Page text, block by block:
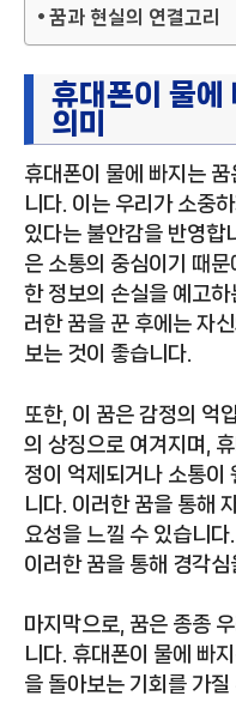
꿈과 현실의 연결고리
휴대폰이 물에
의미
휴대폰이 물에 빠지는
니다. 이는 우리가 소중
있다는 불안감을 반영합
은 소통의 중심이기 때
한 정보의 손실을 예고하
러한 꿈을 꾼 후에는 자
보는 것이 좋습니다.
또한, 이 꿈은 감정의 억
의 상징으로 여겨지며,
정이 억제되거나 소통이
니다. 이러한 꿈을 통해
요성을 느낄 수 있습니
이러한 꿈을 통해 경각
마지막으로, 꿈은 종종
니다. 휴대폰이 물에 빠
을 돌아보는 기회를 가